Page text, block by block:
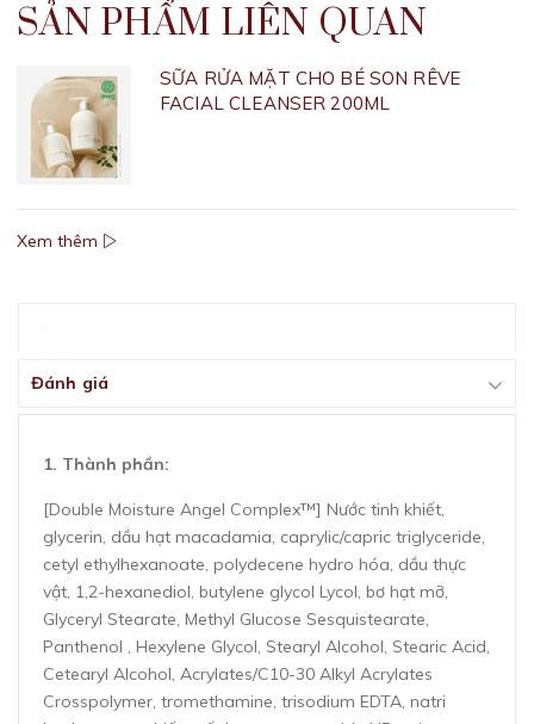
SẢN PHẨM LIÊN QUAN
SỮA RỬA MẶT CHO BÉ SON RÊVE
FACIAL CLEANSER 200ML
Xem thêm
Đánh giá
1. Thành phần:
[Double Moisture Angel Complex™] Nước tinh khiết,
glycerin, dầu hạt macadamia, caprylic/capric triglyceride,
cetyl ethylhexanoate, polydecene hydro hóa, dầu thực
vật, 1,2-hexanediol, butylene glycol Lycol, bơ hạt mỡ,
Glyceryl Stearate, Methyl Glucose Sesquistearate,
Panthenol , Hexylene Glycol, Stearyl Alcohol, Stearic Acid,
Cetearyl Alcohol, Acrylates/C10-30 Alkyl Acrylates
Crosspolymer, tromethamine, trisodium EDTA, natri